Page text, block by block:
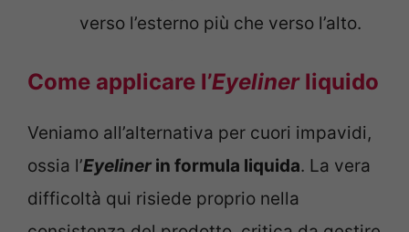
verso l’esterno più che verso l’alto.
Come applicare l’Eyelinerliquido
Veniamo all’alternativa per cuori impavidi,
ossia l’Eyeliner in formula liquida. La vera
difficoltà qui risiede proprio nella